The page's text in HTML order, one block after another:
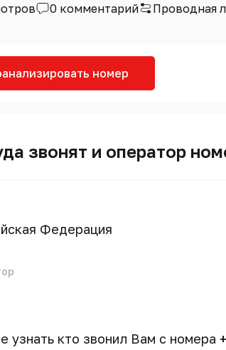
0 комментарий Проводная
номер
звонят и оператор
Федерация
узнать кто звонил Вам с номера